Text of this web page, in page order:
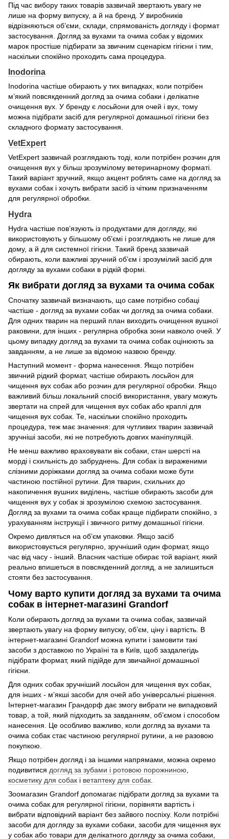
Під час вибору таких товарів зазвичай звертають увагу не
лише на форму випуску, а й на бренд. У виробників
відрізняються об’єми, склади, спрямованість догляду і формат
застосування. Догляд за вухами та очима собак у відомих
марок простіше підбирати за звичним сценарієм гігієни і тим,
наскільки спокійно проходить сама процедура.
Inodorina
Inodorina частіше обирають у тих випадках, коли потрібен
м’який повсякденний догляд за очима собаки і делікатне
очищення вух. У бренду є лосьйони для очей і вух, тому
можна підібрати засіб для регулярної домашньої гігієни без
складного формату застосування.
VetExpert
VetExpert зазвичай розглядають тоді, коли потрібен розчин для
очищення вух у більш зрозумілому ветеринарному форматі.
Такий варіант зручний, якщо акцент роблять саме на догляд за
вухами собак і хочуть вибрати засіб із чітким призначенням
для регулярної обробки.
Hydra
Hydra частіше пов’язують із продуктами для догляду, які
використовують у більшому об’ємі і розглядають не лише для
дому, а й для системної гігієни. Такий бренд зазвичай
обирають, коли важливі зручний об’єм і зрозумілий засіб для
догляду за вухами собаки в рідкій формі.
Як вибрати догляд за вухами та очима собак
Спочатку зазвичай визначають, що саме потрібно собаці
частіше - догляд за вухами собак чи догляд за очима собаки.
Для одних тварин на перший план виходить очищення вушної
раковини, для інших - регулярна обробка зони навколо очей. У
цьому випадку догляд за вухами та очима собак оцінюють за
завданням, а не лише за відомою назвою бренду.
Наступний момент - форма нанесення. Якщо потрібен
звичний рідкий формат, частіше обирають лосьйон для
чищення вух собак або розчин для регулярної обробки. Якщо
важливий більш локальний спосіб використання, увагу можуть
звертати на спрей для чищення вух собак або краплі для
чищення вух собак. Те, наскільки спокійно проходить
процедура, теж має значення: для чутливих тварин зазвичай
зручніші засоби, які не потребують довгих маніпуляцій.
Не менш важливо враховувати вік собаки, стан шерсті на
морді і схильність до забруднень. Для собак із вираженими
слізними доріжками догляд за очима собаки може бути
частиною постійної рутини. Для тварин, схильних до
накопичення вушних виділень, частіше обирають засоби для
чищення вух у собак зі зрозумілою схемою застосування.
Догляд за вухами та очима собак краще підбирати спокійно, з
урахуванням інструкції і звичного ритму домашньої гігієни.
Окремо дивляться на об’єм упаковки. Якщо засіб
використовується регулярно, зручніший один формат, якщо
час від часу - інший. Власник частіше обирає той варіант, який
реально впишеться в повсякденний догляд, а не залишиться
стояти без застосування.
Чому варто купити догляд за вухами та очима
собак в інтернет-магазині Grandorf
Коли обирають догляд за вухами та очима собак, зазвичай
звертають увагу на форму випуску, об’єм, ціну і вартість. В
інтернет-магазині Grandorf можна купити і замовити такі
засоби з доставкою по Україні та в Київ, щоб заздалегідь
підібрати формат, який підійде для звичайної домашньої
гігієни.
Для одних собак зручніший лосьйон для чищення вух собак,
для інших - м’якші засоби для очей або універсальні рішення.
Інтернет-магазин Грандорф дає змогу вибрати не випадковий
товар, а той, який підходить за завданням, об’ємом і способом
нанесення. Це особливо важливо, коли догляд за вухами та
очима собак стає частиною регулярної рутини, а не разовою
покупкою.
Якщо потрібен догляд і за іншими напрямами, можна окремо
подивитися догляд за зубами і ротовою порожниною
косметику для собак і ветаптеку для собак
Зоомагазин Grandorf допомагає підібрати догляд за вухами та
очима собак для регулярної гігієни, порівняти вартість і
вибрати відповідний варіант без зайвого поспіху. Коли потрібні
засоби для догляду за вухами собаки, засоби для чищення вух
у собак або товари для делікатного догляду за очима собаки,